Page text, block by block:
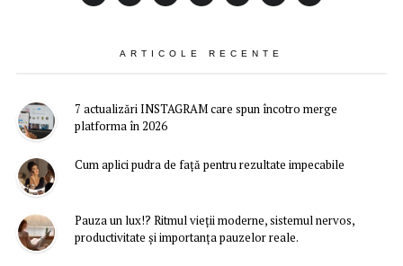
ARTICOLE RECENTE
7 actualizări INSTAGRAM care spun încotro merge
platforma în 2026
Cum aplici pudra de față pentru rezultate impecabile
Pauza un lux!? Ritmul vieții moderne, sistemul nervos,
productivitate și importanța pauzelor reale.